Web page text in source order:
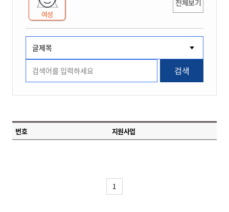
여성
전체보기
검색
번호 지원사업
1